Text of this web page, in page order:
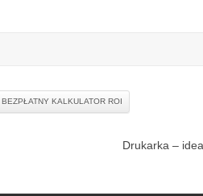
BEZPŁATNY KALKULATOR ROI
Drukarka –